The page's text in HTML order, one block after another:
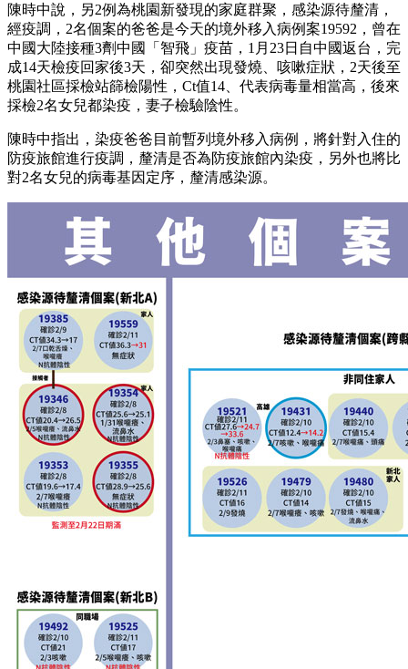
陳時中說，另2例為桃園新發現的家庭群聚，感染源待釐清，
經疫調，2名個案的爸爸是今天的境外移入病例案19592，曾在
中國大陸接種3劑中國「智飛」疫苗，1月23日自中國返台，完
成14天檢疫回家後3天，卻突然出現發燒、咳嗽症狀，2天後至
桃園社區採檢站篩檢陽性，Ct值14、代表病毒量相當高，後來
採檢2名女兒都染疫，妻子檢驗陰性。
陳時中指出，染疫爸爸目前暫列境外移入病例，將針對入住的
防疫旅館進行疫調，釐清是否為防疫旅館內染疫，另外也將比
對2名女兒的病毒基因定序，釐清感染源。